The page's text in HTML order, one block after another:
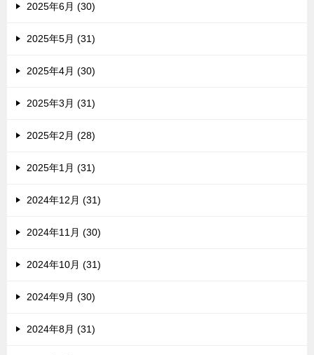
2025年6月 (30)
2025年5月 (31)
2025年4月 (30)
2025年3月 (31)
2025年2月 (28)
2025年1月 (31)
2024年12月 (31)
2024年11月 (30)
2024年10月 (31)
2024年9月 (30)
2024年8月 (31)